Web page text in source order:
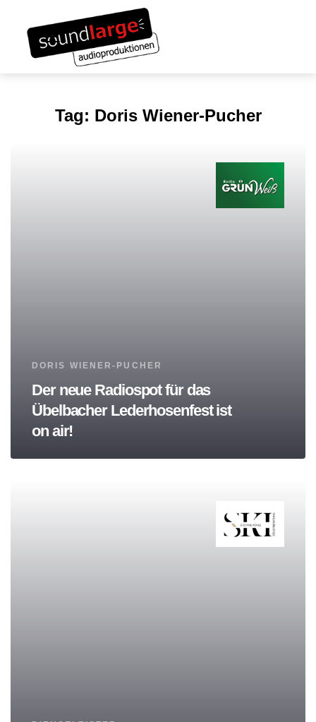
überspringen
Inhalt
springen
Tag: Doris Wiener-Pucher
Tags
DORIS WIENER-PUCHER
Der neue Radiospot für das
Übelbacher Lederhosenfest ist
on air!